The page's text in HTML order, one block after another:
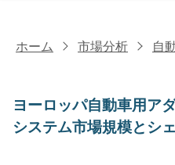
ホーム 市場分析 自
ヨーロッパ自動車用ア
システム市場規模とシ